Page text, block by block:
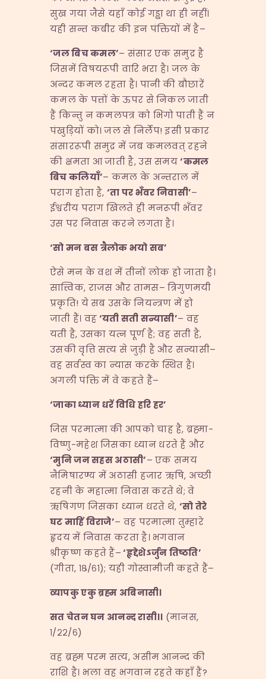
सुख गया जैसे यहाँ कोई गड्ढा था ही नहीं।
यही सन्त कबीर की इन पंक्तियों में है–
‘जल बिच कमल’– संसार एक समुद्र है
जिसमें विषयरूपी वारि भरा है। जल के
अन्दर कमल रहता है। पानी की बौछारें
कमल के पत्तों के ऊपर से निकल जाती
हैं किन्तु न कमलपत्र को भिंगो पाती हैं न
पंखुड़ियों को। जल से निर्लेप! इसी प्रकार
संसाररूपी समुद्र में जब कमलवत् रहने
की क्षमता आ जाती है, उस समय‘कमल
बिच कलियाँ’– कमल के अन्तराल में
पराग होता है,‘ता पर भँवर निवासी’–
ईश्वरीय पराग खिलते ही मनरूपी भँवर
उस पर निवास करने लगता है।
‘सो मन बस त्रैलोक भयो सब’
ऐसे मन के वश में तीनों लोक हो जाता है।
सात्त्विक, राजस और तामस– त्रिगुणमयी
प्रकृति! ये सब उसके नियन्त्रण में हो
जाती हैं। वह‘यती सती सन्यासी’– वह
यती है, उसका यत्न पूर्ण है; वह सती है,
उसकी वृत्ति सत्य से जुड़ी है और सन्यासी–
वह सर्वस्व का न्यास करके स्थित है।
अगली पंक्ति में वे कहते हैं–
‘जाका ध्यान धरें विधि हरि हर’
जिस परमात्मा की आपको चाह है, ब्रह्मा-
विष्णु-महेश जिसका ध्यान धरते हैं और
‘मुनि जन सहस अठासी’– एक समय
नैमिषारण्य में अठासी हजार ऋषि, अच्छी
रहनी के महात्मा निवास करते थे; वे
ऋषिगण जिसका ध्यान धरते थे, ‘सो तेरे
घट माहिं विराजे’– वह परमात्मा तुम्हारे
हृदय में निवास करता है। भगवान
श्रीकृष्ण कहते हैं–‘हृद्देशेऽर्जुन तिष्ठति’
(गीता, १८/६१); यही गोस्वामीजी कहते हैं–
व्यापकु एकु ब्रह्म अबिनासी।
सत चेतन घन आनन्द रासी।। (मानस,
१/२२/६)
वह ब्रह्म परम सत्य, असीम आनन्द की
राशि है। भला वह भगवान रहते कहाँ हैं?